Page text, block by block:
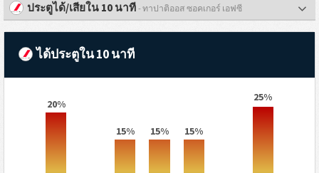
ประตูได้/เสียใน 10 นาที - ทาปาติออส ซอคเกอร์ เอฟซี
ได้ประตูใน 10 นาที
20%
15% 15% 15%
25%